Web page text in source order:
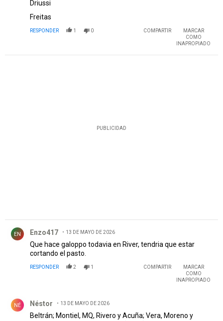
Driussi
Freitas
RESPONDER 1 0 COMPARTIR
MARCAR
COMO
INAPROPIADO
PUBLICIDAD
EN Enzo417 13 DE MAYO DE 2026
Que hace galoppo todavia en River, tendria que estar
cortando el pasto.
RESPONDER 2 1 COMPARTIR
MARCAR
COMO
INAPROPIADO
NÉ Néstor 13 DE MAYO DE 2026
Beltrán; Montiel, MQ, Rivero y Acuña; Vera, Moreno y